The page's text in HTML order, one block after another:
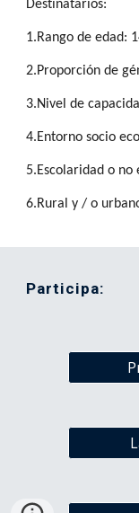
Destinatarios:
1.Rango de edad:
2.Proporción de
3.Nivel de
4.Entorno socio
5.Escolaridad o no
6.Rural y / o
Participa: